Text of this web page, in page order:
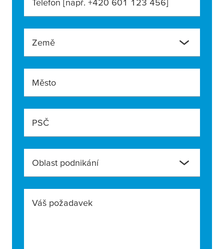
Země
Město
PSČ
Oblast podnikání
Váš požadavek